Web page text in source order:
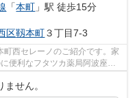
「本町 」駅 徒歩15分
区靱本町３丁目7-3
西セレーノのご紹介です。家
便利なフタツカ薬局阿波座が
せん。